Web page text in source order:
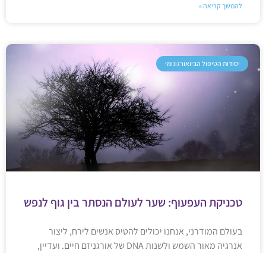
להמשך קריאה »
יסודות הטיפול הביואורגונומי
טכניקת העפעוף: שער לעולם הנסתר בין גוף לנפש
בעולם המודרני, אנחנו יכולים להטיס אנשים לירח, ליצור
אנרגיה מאור השמש ולשנות DNA של אורגניזם חיים. ועדיין,